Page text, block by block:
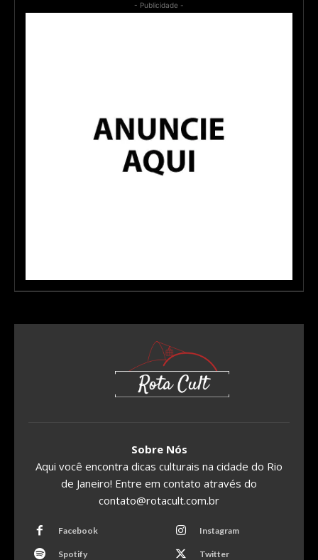
- Publicidade -
Sobre Nós
Aqui você encontra dicas culturais na cidade do Rio
de Janeiro! Entre em contato através do
contato@rotacult.com.br
Facebook Instagram
Spotify Twitter